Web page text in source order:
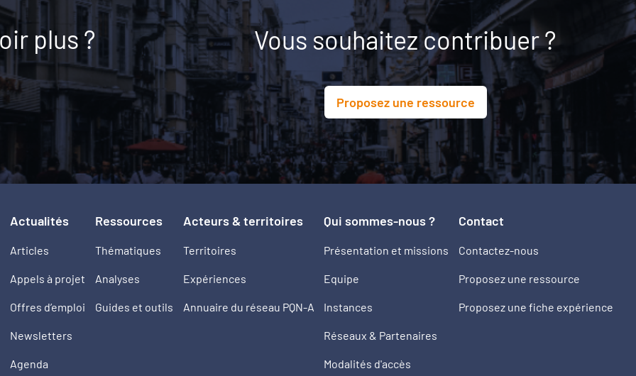
plus ? Vous souhaitez contribuer ?
Proposez une ressource
Actualités
Articles
Appels à projet
Offres d’emploi
Newsletters
Agenda
Ressources
Thématiques
Analyses
Guides et outils
Acteurs & territoires
Territoires
Expériences
Annuaire du réseau PQN-A
Qui sommes-nous ?
Présentation et missions
Equipe
Instances
Réseaux & Partenaires
Modalités d'accès
Contact
Contactez-nous
Proposez une ressource
Proposez une fiche expérience